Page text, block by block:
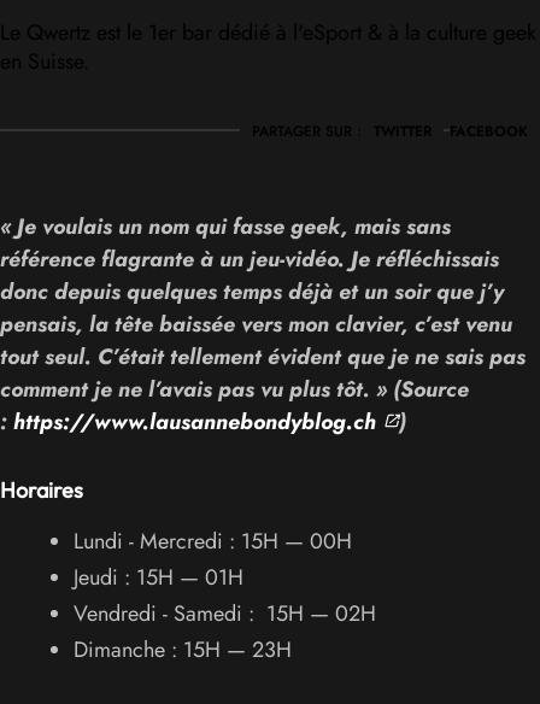
Le Qwertz est le 1er bar dédié à l'eSport & à la culture geek
en Suisse.
PARTAGER SUR : TWITTER FACEBOOK
« Je voulais un nom qui fasse geek, mais sans
référence flagrante à un jeu-vidéo. Je réfléchissais
donc depuis quelques temps déjà et un soir que j’y
pensais, la tête baissée vers mon clavier, c’est venu
tout seul. C’était tellement évident que je ne sais pas
comment je ne l’avais pas vu plus tôt. » (Source
:https://www.lausannebondyblog.ch )
Horaires
Lundi - Mercredi : 15H — 00H
Jeudi : 15H — 01H
Vendredi - Samedi : 15H — 02H
Dimanche : 15H — 23H